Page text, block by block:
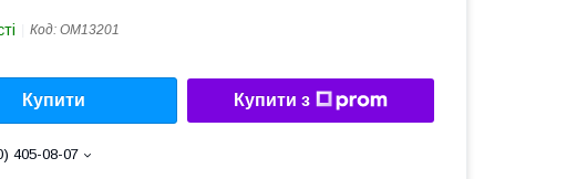
Код: ОМ13201
Купити Купити з
405-08-07